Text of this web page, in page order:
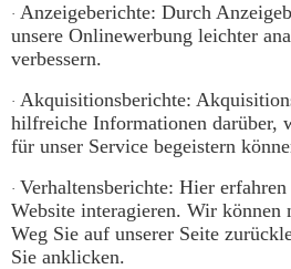
· Anzeigeberichte: Durch
unsere Onlinewerbung leichter
verbessern.
· Akquisitionsberichte:
hilfreiche Informationen darüber,
für unser Service begeistern
· Verhaltensberichte: Hier
Website interagieren. Wir können
Weg Sie auf unserer Seite
Sie anklicken.